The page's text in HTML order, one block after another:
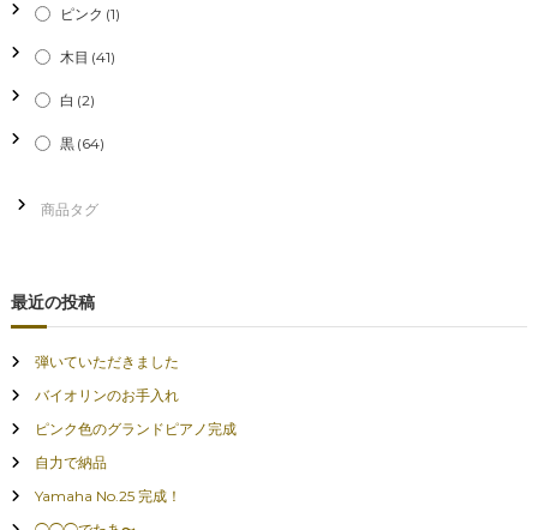
ピンク (1)
木目 (41)
白 (2)
黒 (64)
最近の投稿
弾いていただきました
バイオリンのお手入れ
ピンク色のグランドピアノ完成
自力で納品
Yamaha No.25 完成！